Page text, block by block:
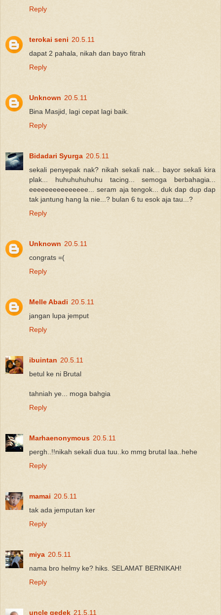
Reply
terokai seni 20.5.11
dapat 2 pahala, nikah dan bayo fitrah
Reply
Unknown 20.5.11
Bina Masjid, lagi cepat lagi baik.
Reply
Bidadari Syurga 20.5.11
sekali penyepak nak? nikah sekali nak... bayor sekali kira
plak... huhuhuhuhuhu tacing... semoga berbahagia...
eeeeeeeeeeeeeee... seram aja tengok... duk dap dup dap
tak jantung hang la nie...? bulan 6 tu esok aja tau...?
Reply
Unknown 20.5.11
congrats =(
Reply
Melle Abadi 20.5.11
jangan lupa jemput
Reply
ibuintan 20.5.11
betul ke ni Brutal
tahniah ye... moga bahgia
Reply
Marhaenonymous 20.5.11
pergh..!!nikah sekali dua tuu..ko mmg brutal laa..hehe
Reply
mamai 20.5.11
tak ada jemputan ker
Reply
miya 20.5.11
nama bro helmy ke? hiks. SELAMAT BERNIKAH!
Reply
uncle gedek 21.5.11